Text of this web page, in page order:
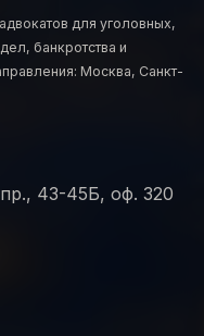
для уголовных,
банкротства и
Москва, Санкт-
43-45Б, оф. 320